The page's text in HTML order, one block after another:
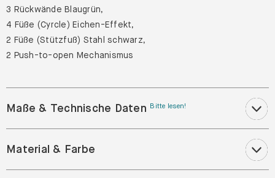
3 Rückwände Blaugrün,
4 Füße (Cyrcle) Eichen-Effekt,
2 Füße (Stützfuß) Stahl schwarz,
2 Push-to-open Mechanismus
Maße & Technische Daten Bitte lesen!
Material & Farbe